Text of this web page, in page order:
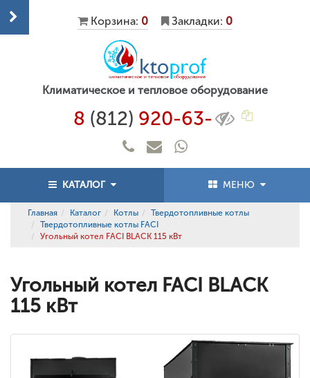
Корзина: 0 Закладки: 0
Климатическое и тепловое оборудование
8 (812) 920-63-
КАТАЛОГ МЕНЮ
Главная Каталог Котлы
Твердотопливные котлы
Твердотопливные котлы FACI
Угольный котел FACI BLACK 115 кВт
Угольный котел FACI BLACK
115 кВт